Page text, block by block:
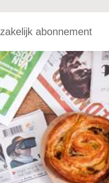
zakelijk abonnement